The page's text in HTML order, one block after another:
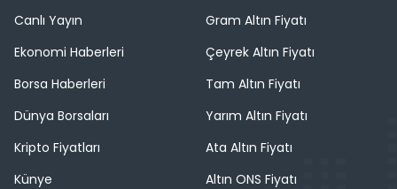
Canlı Yayın
Ekonomi Haberleri
Borsa Haberleri
Dünya Borsaları
Kripto Fiyatları
Künye
Gram Altın Fiyatı
Çeyrek Altın Fiyatı
Tam Altın Fiyatı
Yarım Altın Fiyatı
Ata Altın Fiyatı
Altın ONS Fiyatı